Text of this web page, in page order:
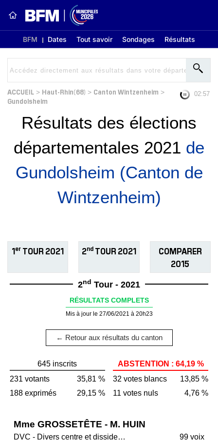
BFM Dates Tout savoir Sondages Résultats
ACCUEIL > Haut-Rhin(68) > Canton Wintzenheim >
Gundolsheim
02:56
Résultats des élections
départementales 2021 de
Gundolsheim (Canton de
Wintzenheim)
1er TOUR 2021 2ndTOUR 2021
COMPARER
2015
2nd Tour - 2021
RÉSULTATS COMPLETS
Mis à jour le 27/06/2021 à 20h23
← Retour aux résultats du canton
645 inscrits
231 votants
35,81 %
188 exprimés
29,15 %
ABSTENTION : 64,19 %
32 votes blancs
13,85 %
11 votes nuls
4,76 %
Mme GROSSETÊTE - M. HUIN
DVC - Divers centre et dissidents Ensemble 99 voix